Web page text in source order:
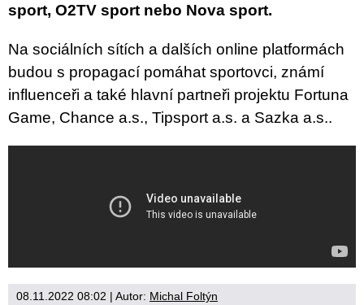
sport, O2TV sport nebo Nova sport.
Na sociálních sítích a dalších online platformách
budou s propagací pomáhat sportovci, známí
influenceři a také hlavní partneři projektu Fortuna
Game, Chance a.s., Tipsport a.s. a Sazka a.s..
08.11.2022 08:02 | Autor: Michal Foltýn